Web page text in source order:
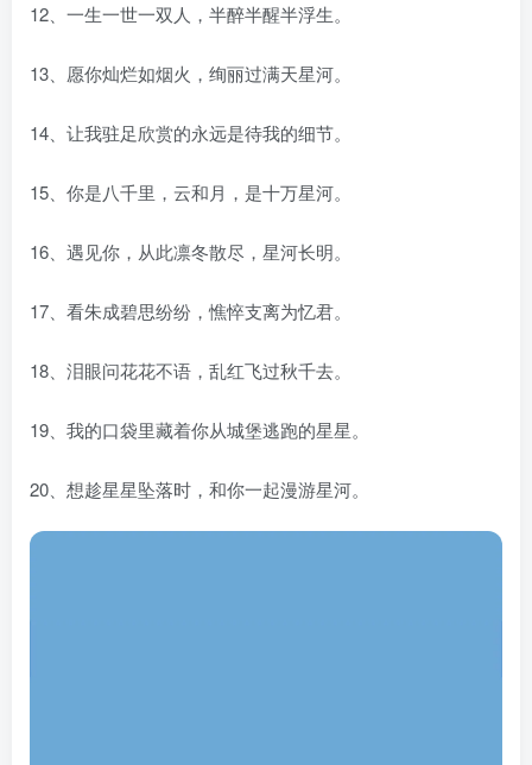
12、一生一世一双人，半醉半醒半浮生。
13、愿你灿烂如烟火，绚丽过满天星河。
14、让我驻足欣赏的永远是待我的细节。
15、你是八千里，云和月，是十万星河。
16、遇见你，从此凛冬散尽，星河长明。
17、看朱成碧思纷纷，憔悴支离为忆君。
18、泪眼问花花不语，乱红飞过秋千去。
19、我的口袋里藏着你从城堡逃跑的星星。
20、想趁星星坠落时，和你一起漫游星河。